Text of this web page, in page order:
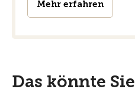
Mehr erfahren
Das könnte